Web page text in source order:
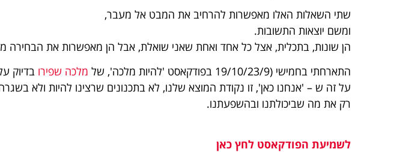
שתי השאלות האלו מאפשרות להרחיב את המבט אל מעבר,
ומשם יוצאות התשובות.
הן שונות, בתכלית, אצל כל אחד ואחת שאני שואלת, אבל הן מאפשרות את הבחירה
התארחתי בחמישי (19/10/23/9 בפודקאסט 'להיות מלכה', של
מלכה שפירו בדיוק
על זה ש – 'אנחנו כאן', זו נקודת המוצא שלנו, לא בתכנונים שרצינו להיות ולא
רק את מה שביכולתנו ובהשפעתנו.
לשמיעת הפודקאסט לחץ כאן